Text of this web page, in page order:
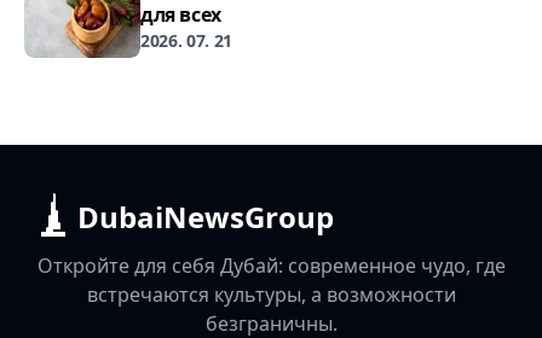
для всех
2026. 07. 21
DubaiNewsGroup
Откройте для себя Дубай: современное чудо, где
встречаются культуры, а возможности
безграничны.